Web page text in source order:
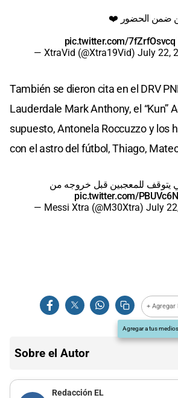
ضمن الحضور ❤️
pic.twitter.com/7fZrfOsvcq
— XtraVid (@Xtra19Vid) July 22,
También se dieron cita en el DRV
Lauderdale Mark Anthony, el “Kun”
supuesto, Antonela Roccuzzo y los
con el astro del fútbol, Thiago,
يتوقف للمعجبين قبل خروجه من
pic.twitter.com/
— Messi Xtra (@M30Xtra) July
+ Agregar
Agregar a tus
Sobre el Autor
Redacción EL